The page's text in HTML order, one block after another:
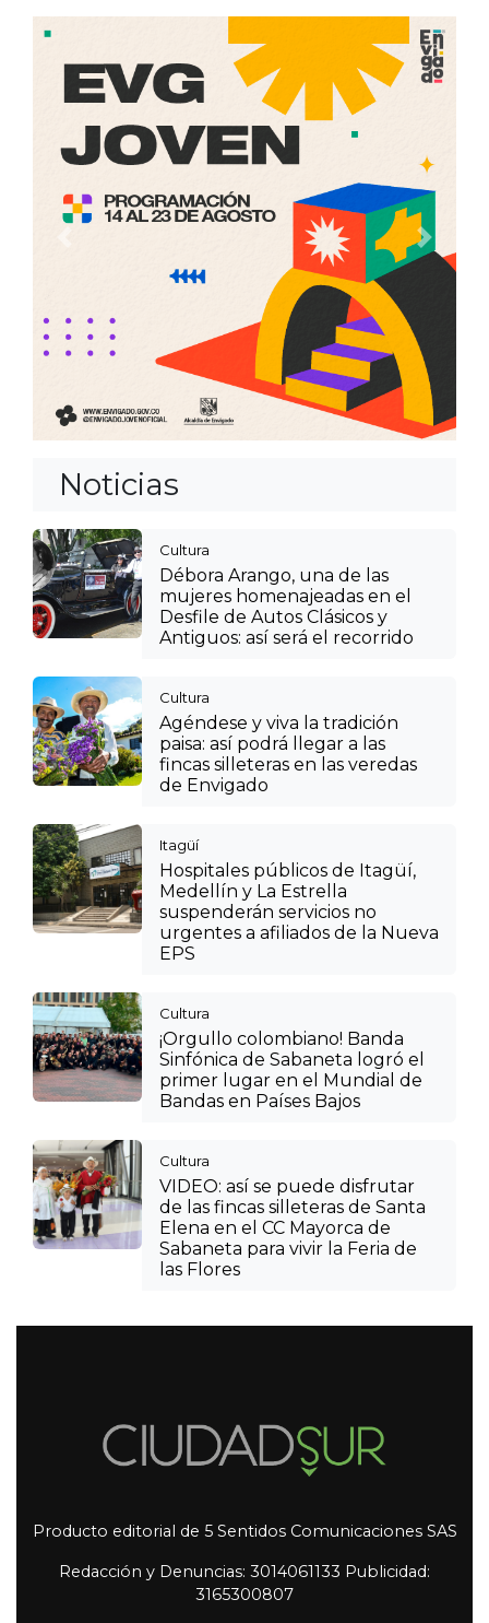
Noticias
Cultura
Débora Arango, una de las
mujeres homenajeadas en el
Desfile de Autos Clásicos y
Antiguos: así será el recorrido
Cultura
Agéndese y viva la tradición
paisa: así podrá llegar a las
fincas silleteras en las veredas
de Envigado
Itagüí
Hospitales públicos de Itagüí,
Medellín y La Estrella
suspenderán servicios no
urgentes a afiliados de la Nueva
EPS
Cultura
¡Orgullo colombiano! Banda
Sinfónica de Sabaneta logró el
primer lugar en el Mundial de
Bandas en Países Bajos
Cultura
VIDEO: así se puede disfrutar
de las fincas silleteras de Santa
Elena en el CC Mayorca de
Sabaneta para vivir la Feria de
las Flores
Producto editorial de 5 Sentidos Comunicaciones SAS
Redacción y Denuncias: 3014061133 Publicidad:
3165300807